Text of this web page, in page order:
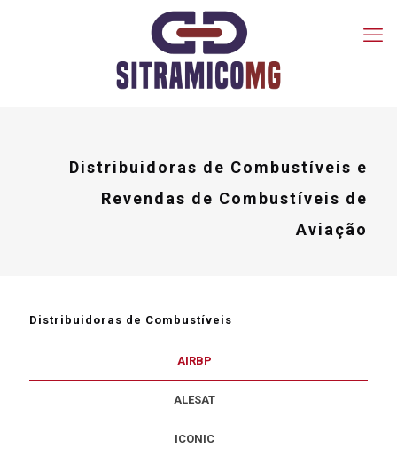
Distribuidoras de Combustíveis e
Revendas de Combustíveis de
Aviação
Distribuidoras de Combustíveis
AIRBP
ALESAT
ICONIC